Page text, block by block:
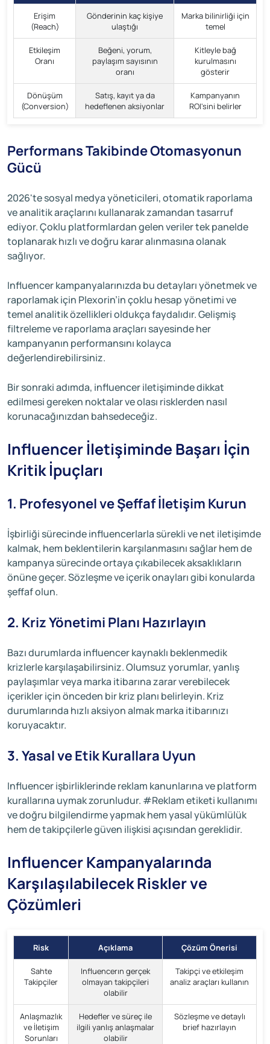
Erişim
(Reach)
Gönderinin kaç kişiye
ulaştığı
Marka bilinirliği için
temel
Etkileşim
Oranı
Beğeni, yorum,
paylaşım sayısının
oranı
Kitleyle bağ
kurulmasını
gösterir
Dönüşüm
(Conversion)
Satış, kayıt ya da
hedeflenen aksiyonlar
Kampanyanın
ROI'sini belirler
Performans Takibinde Otomasyonun
Gücü
2026'te sosyal medya yöneticileri, otomatik raporlama
ve analitik araçlarını kullanarak zamandan tasarruf
ediyor. Çoklu platformlardan gelen veriler tek panelde
toplanarak hızlı ve doğru karar alınmasına olanak
sağlıyor.
Influencer kampanyalarınızda bu detayları yönetmek ve
raporlamak için Plexorin’in çoklu hesap yönetimi ve
temel analitik özellikleri oldukça faydalıdır. Gelişmiş
filtreleme ve raporlama araçları sayesinde her
kampanyanın performansını kolayca
değerlendirebilirsiniz.
Bir sonraki adımda, influencer iletişiminde dikkat
edilmesi gereken noktalar ve olası risklerden nasıl
korunacağınızdan bahsedeceğiz.
Influencer İletişiminde Başarı İçin
Kritik İpuçları
1. Profesyonel ve Şeffaf İletişim Kurun
İşbirliği sürecinde influencerlarla sürekli ve net iletişimde
kalmak, hem beklentilerin karşılanmasını sağlar hem de
kampanya sürecinde ortaya çıkabilecek aksaklıkların
önüne geçer. Sözleşme ve içerik onayları gibi konularda
şeffaf olun.
2. Kriz Yönetimi Planı Hazırlayın
Bazı durumlarda influencer kaynaklı beklenmedik
krizlerle karşılaşabilirsiniz. Olumsuz yorumlar, yanlış
paylaşımlar veya marka itibarına zarar verebilecek
içerikler için önceden bir kriz planı belirleyin. Kriz
durumlarında hızlı aksiyon almak marka itibarınızı
koruyacaktır.
3. Yasal ve Etik Kurallara Uyun
Influencer işbirliklerinde reklam kanunlarına ve platform
kurallarına uymak zorunludur. #Reklam etiketi kullanımı
ve doğru bilgilendirme yapmak hem yasal yükümlülük
hem de takipçilerle güven ilişkisi açısından gereklidir.
Influencer Kampanyalarında
Karşılaşılabilecek Riskler ve
Çözümleri
Risk Açıklama Çözüm Önerisi
Sahte
Takipçiler
Influencerın gerçek
olmayan takipçileri
olabilir
Takipçi ve etkileşim
analiz araçları kullanın
Anlaşmazlık
ve İletişim
Sorunları
Hedefler ve süreç ile
ilgili yanlış anlaşmalar
olabilir
Sözleşme ve detaylı
brief hazırlayın